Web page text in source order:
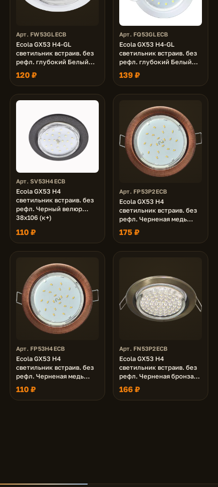
Арт. FW53GLECB
Ecola GX53 H4-GL
светильник встраив. без
рефл. глубокий Белый
48x106 (к+)
120 ₽
Арт. FQ53GLECB
Ecola GX53 H4-GL
светильник встраив. без
рефл. глубокий Белый
матовый 48x106 (к+)
139 ₽
Арт. SV53H4ECB
Ecola GX53 H4
светильник встраив. без
рефл. Черный велюр
38x106 (к+)
110 ₽
Арт. FP53P2ECB
Ecola GX53 H4
светильник встраив. без
рефл. Черненая медь
38x106 - 2pack (кd102)
175 ₽
Арт. FP53H4ECB
Ecola GX53 H4
светильник встраив. без
рефл. Черненая медь
38x106 (к+)
110 ₽
Арт. FN53P2ECB
Ecola GX53 H4
светильник встраив. без
рефл. Черненая бронза
38x106 - 2pack (кd102)
166 ₽